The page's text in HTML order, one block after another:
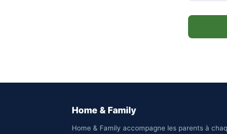
Home & Family
Home & Family accompagne les parents à